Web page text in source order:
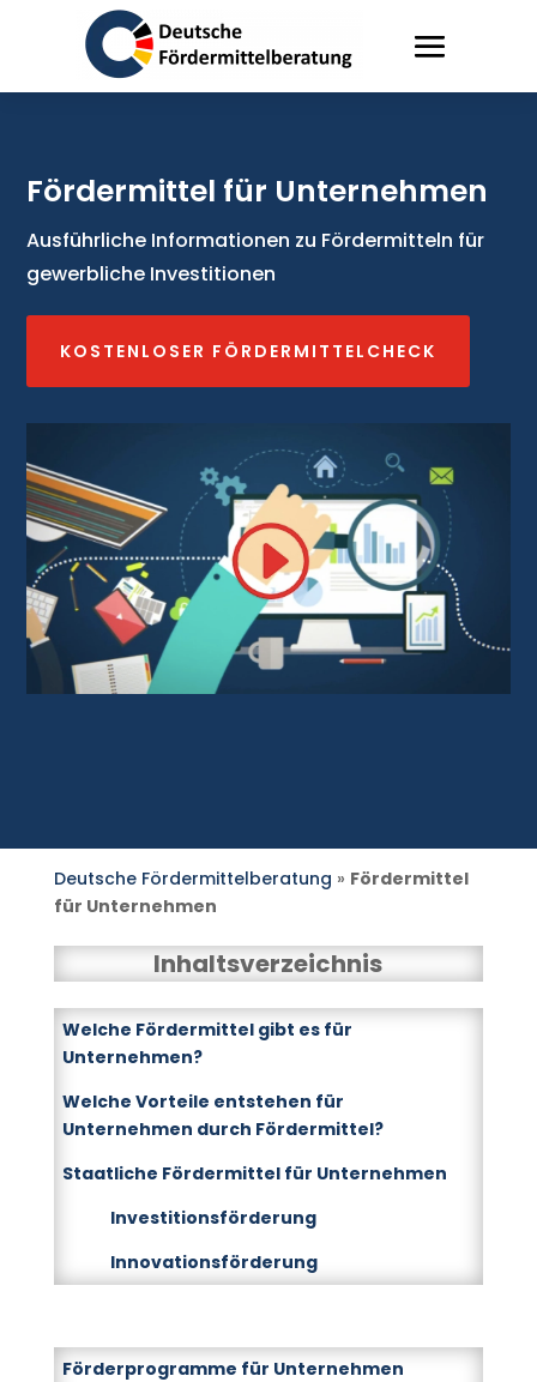
Fördermittel für Unternehmen
Ausführliche Informationen zu Fördermitteln für
gewerbliche Investitionen
KOSTENLOSER FÖRDERMITTELCHECK
Deutsche Fördermittelberatung » Fördermittel
für Unternehmen
Inhaltsverzeichnis
Welche Fördermittel gibt es für
Unternehmen?
Welche Vorteile entstehen für
Unternehmen durch Fördermittel?
Staatliche Fördermittel für Unternehmen
Investitionsförderung
Innovationsförderung
Förderprogramme für Unternehmen